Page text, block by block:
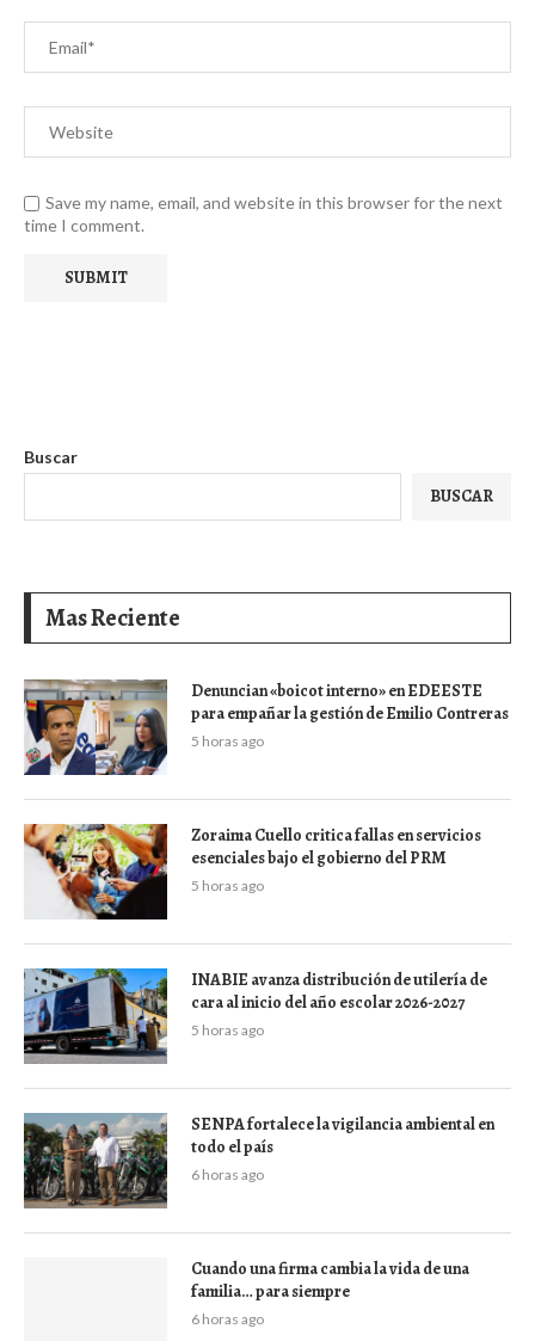
Save my name, email, and website in this browser for the next
time I comment.
Buscar
BUSCAR
Mas Reciente
Denuncian «boicot interno» en EDEESTE
para empañar la gestión de Emilio Contreras
5 horas ago
Zoraima Cuello critica fallas en servicios
esenciales bajo el gobierno del PRM
5 horas ago
INABIE avanza distribución de utilería de
cara al inicio del año escolar 2026-2027
5 horas ago
SENPA fortalece la vigilancia ambiental en
todo el país
6 horas ago
Cuando una firma cambia la vida de una
familia… para siempre
6 horas ago